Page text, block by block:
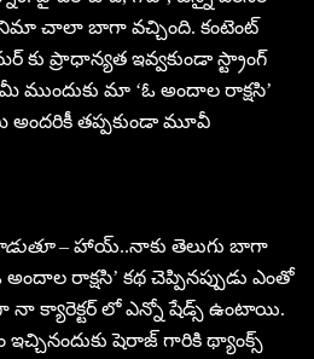
చాలా బాగా వచ్చింది. కంటెంట్
ప్రాధాన్యత ఇవ్వకుండా స్ట్రాంగ్
ముందుకు మా ‘ఓ అందాల రాక్షసి’
అందరికీ తప్పకుండా మూవీ
– హాయ్..నాకు తెలుగు బాగా
అందాల రాక్షసి’ కథ చెప్పినప్పుడు ఎంతో
నా క్యారెక్టర్ లో ఎన్నో షేడ్స్ ఉంటాయి.
షెరాజ్ గారికి థ్యాంక్స్